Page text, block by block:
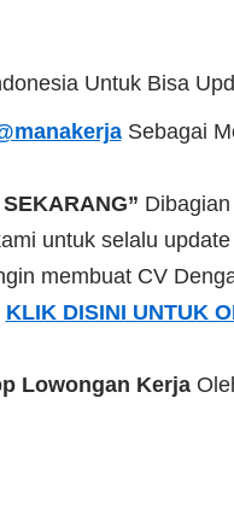
Untuk Bisa
Sebagai
untuk selalu
membuat CV
KLIK DISINI UNTUK
Lowongan Kerja